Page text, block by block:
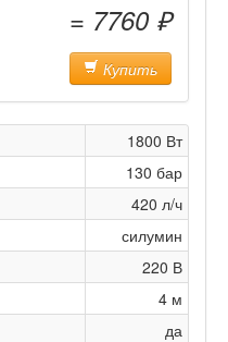
= 7760 ₽
Купить
1800 Вт
130 бар
420 л/ч
силумин
220 В
4 м
да